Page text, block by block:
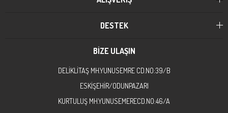
DESTEK
BİZE ULAŞIN
DELİKLİTAŞ MH.YUNUSEMRE CD.NO:39/B
ESKİŞEHİR/ODUNPAZARI
KURTULUŞ MH.YUNUSEMERECD.NO:46/A